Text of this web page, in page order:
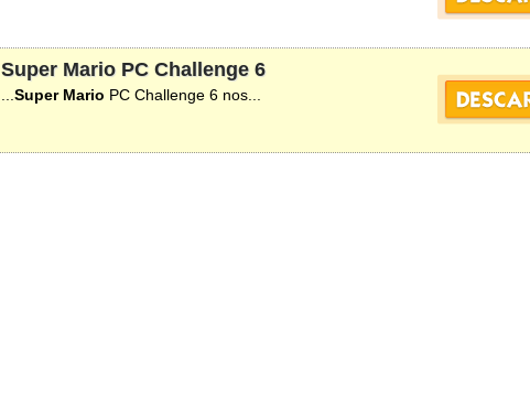
Super Mario PC Challenge 6
Super Mario PC Challenge 6 nos...